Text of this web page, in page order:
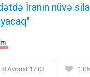
İranın nüvə
8 Avqust 17:03 1